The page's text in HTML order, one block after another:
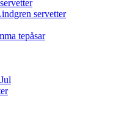
servetter
tepåsar